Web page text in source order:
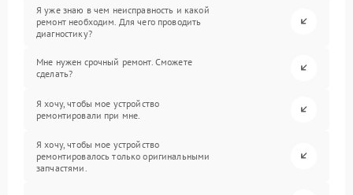
Я уже знаю в чем неисправность и какой
ремонт необходим. Для чего проводить
диагностику?
Мне нужен срочный ремонт. Сможете
сделать?
Я хочу, чтобы мое устройство
ремонтировали при мне.
Я хочу, чтобы мое устройство
ремонтировалось только оригинальными
запчастями.